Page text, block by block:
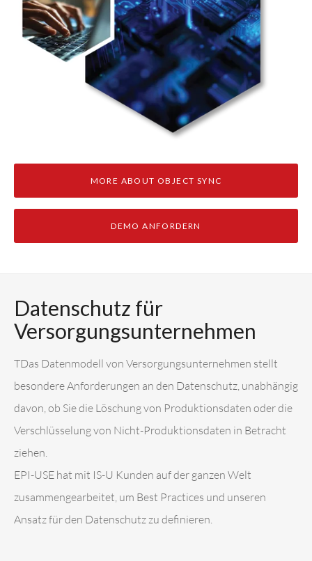
MORE ABOUT OBJECT SYNC
DEMO ANFORDERN
Datenschutz für
Versorgungsunternehmen
TDas Datenmodell von Versorgungsunternehmen stellt
besondere Anforderungen an den Datenschutz, unabhängig
davon, ob Sie die Löschung von Produktionsdaten oder die
Verschlüsselung von Nicht-Produktionsdaten in Betracht
ziehen.
EPI-USE hat mit IS-U Kunden auf der ganzen Welt
zusammengearbeitet, um Best Practices und unseren
Ansatz für den Datenschutz zu definieren.